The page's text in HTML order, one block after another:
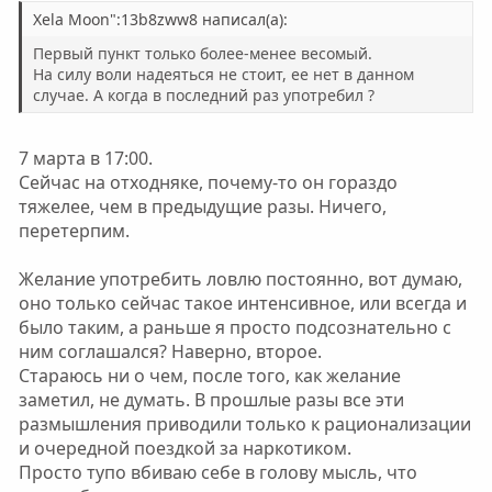
Xela Moon":13b8zww8 написал(а):
Первый пункт только более-менее весомый.
На силу воли надеяться не стоит, ее нет в данном
случае. А когда в последний раз употребил ?
7 марта в 17:00.
Сейчас на отходняке, почему-то он гораздо
тяжелее, чем в предыдущие разы. Ничего,
перетерпим.
Желание употребить ловлю постоянно, вот думаю,
оно только сейчас такое интенсивное, или всегда и
было таким, а раньше я просто подсознательно с
ним соглашался? Наверно, второе.
Стараюсь ни о чем, после того, как желание
заметил, не думать. В прошлые разы все эти
размышления приводили только к рационализации
и очередной поездкой за наркотиком.
Просто тупо вбиваю себе в голову мысль, что